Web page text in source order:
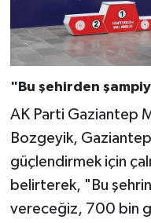
"Bu şehirden
AK Parti Gaziantep
Bozgeyik,
güçlendirmek için
belirterek, "Bu
vereceğiz, 700 bin